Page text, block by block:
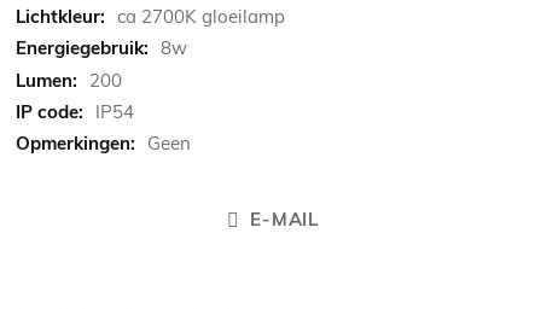
ca 2700K gloeilamp
8w
200
IP54
Geen
E-MAIL